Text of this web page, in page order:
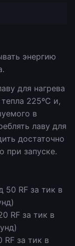
энергию
для нагрева
225ºC и,
в
лаву для
достаточно
при запуске.
50 RF за тик в
RF за тик в
за тик в